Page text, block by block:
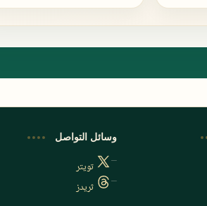
وسائل التواصل
تويتر
ثريدز